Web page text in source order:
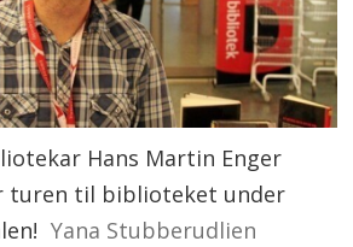
Hans Martin Enger
turen til biblioteket under
Yana Stubberudlien